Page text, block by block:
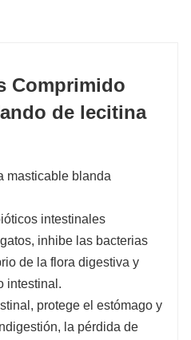
Comprimido
de lecitina
masticable blanda
intestinales
inhibe las bacterias
de la flora digestiva y
intestinal.
protege el estómago y
la pérdida de